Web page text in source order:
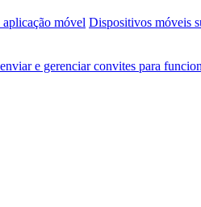
aplicação móvel Dispositivos móveis
e gerenciar convites para